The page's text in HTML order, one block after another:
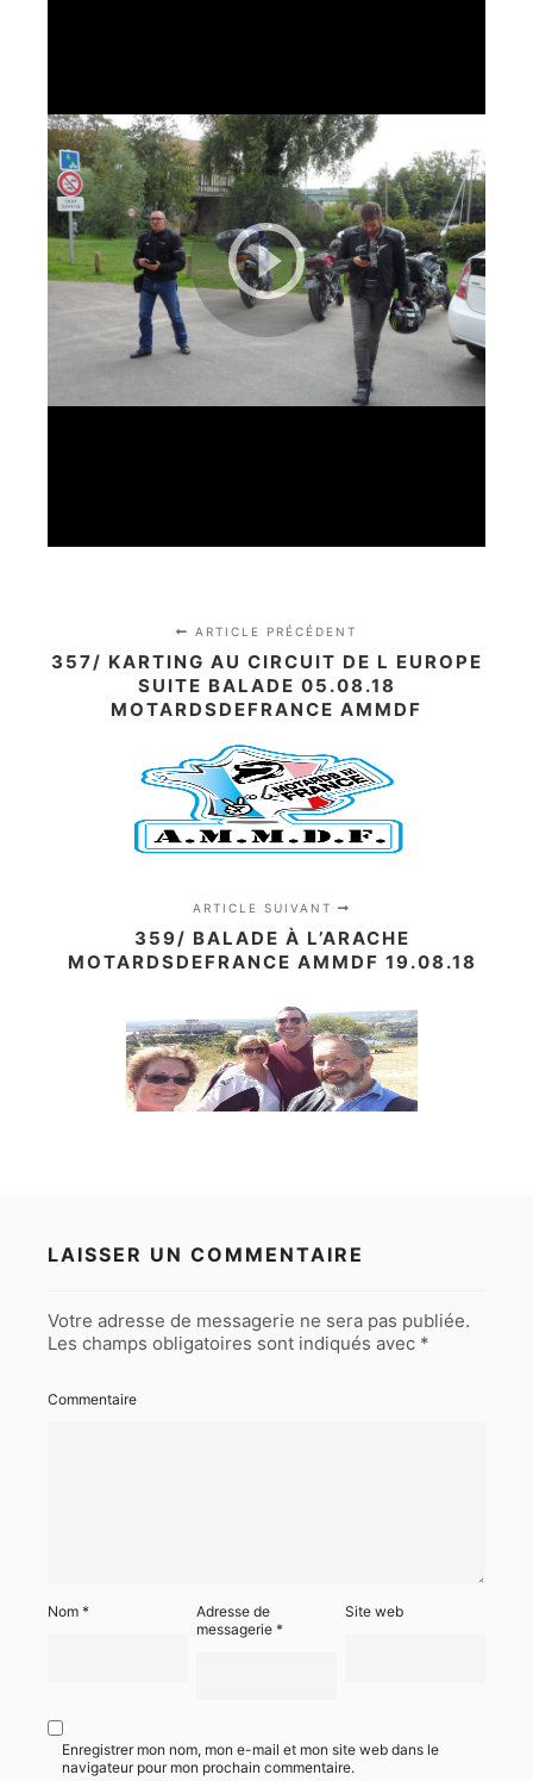
ARTICLE PRÉCÉDENT
357/ KARTING AU CIRCUIT DE L EUROPE
SUITE BALADE 05.08.18
MOTARDSDEFRANCE AMMDF
ARTICLE SUIVANT
359/ BALADE À L’ARACHE
MOTARDSDEFRANCE AMMDF 19.08.18
LAISSER UN COMMENTAIRE
Votre adresse de messagerie ne sera pas publiée.
Les champs obligatoires sont indiqués avec *
Commentaire
Nom *
Adresse de
messagerie*
Site web
Enregistrer mon nom, mon e-mail et mon site web dans le
navigateur pour mon prochain commentaire.